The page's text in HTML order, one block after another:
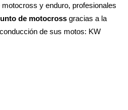
y enduro, profesionales
de motocross gracias a la
de sus motos: KW